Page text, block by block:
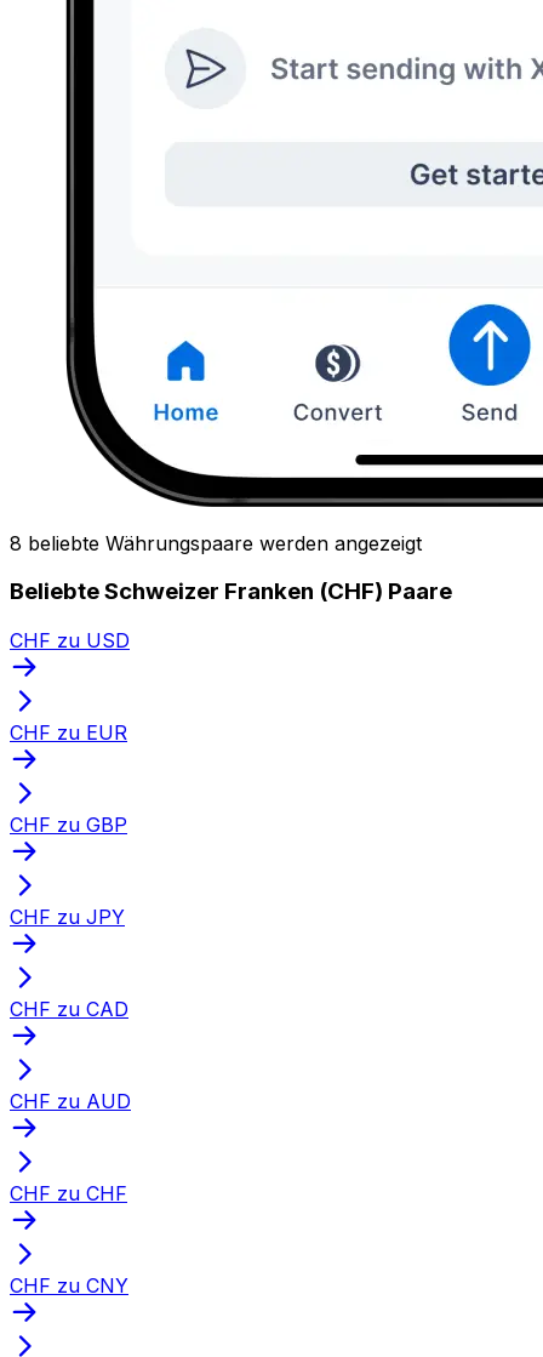
8 beliebte Währungspaare werden angezeigt
Beliebte Schweizer Franken (CHF) Paare
CHF zu USD
CHF zu EUR
CHF zu GBP
CHF zu JPY
CHF zu CAD
CHF zu AUD
CHF zu CHF
CHF zu CNY